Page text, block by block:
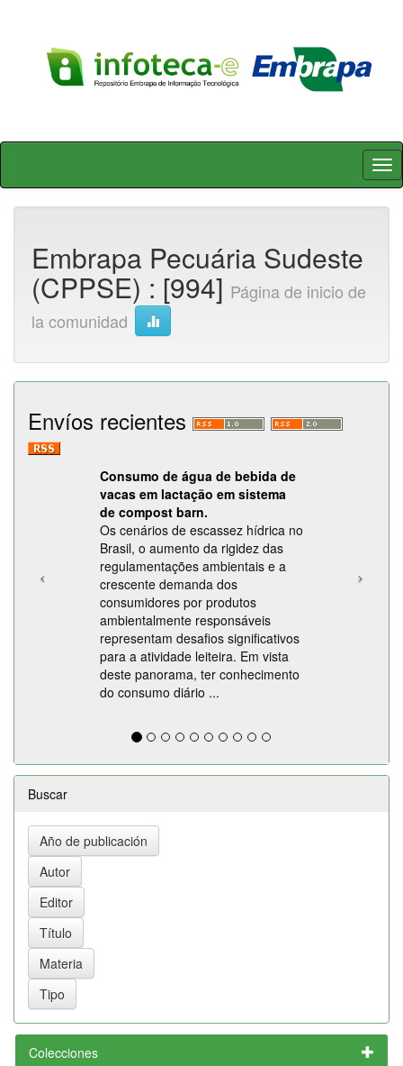
Skip
Embrapa Pecuária Sudeste
(CPPSE) : [994] Página de inicio de
la comunidad
Envíos recientes
Consumo de água de bebida de
vacas em lactação em sistema
de compost barn.
Os cenários de escassez hídrica no
Brasil, o aumento da rigidez das
regulamentações ambientais e a
crescente demanda dos
consumidores por produtos
ambientalmente responsáveis
representam desafios significativos
para a atividade leiteira. Em vista
deste panorama, ter conhecimento
do consumo diário ...
Buscar
Colecciones